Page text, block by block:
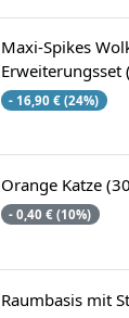
Maxi-Spikes
Erweiterungsset
- 16,90 € (24%)
Orange Katze
- 0,40 € (10%)
Raumbasis mit